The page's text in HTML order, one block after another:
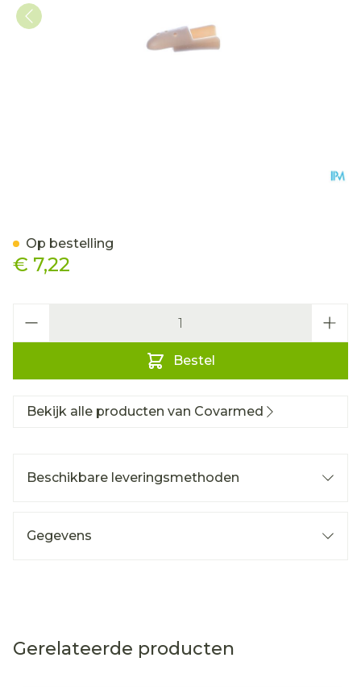
€ 7,22
Bestel
Op bestelling
Bekijk alle producten van Covarmed
Beschikbare leveringsmethoden
Gegevens
Gerelateerde producten